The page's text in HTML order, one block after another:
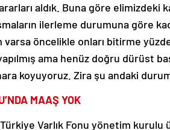
aldık. Buna göre elimizdeki
ilerleme durumuna göre
varsa öncelikle onları bitirme
ama henüz doğru dürüst
koyuyoruz. Zira şu andaki
MAAŞ YOK
Varlık Fonu yönetim